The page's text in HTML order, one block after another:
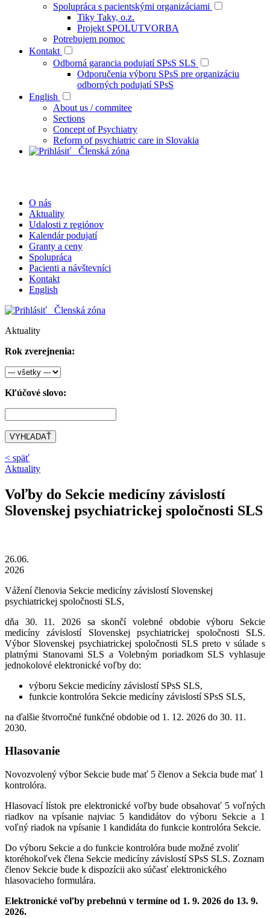
Spolupráca s pacientskými organizáciami
Tiky Taky, o.z.
Projekt SPOLUTVORBA
Potrebujem pomoc
Kontakt
Odborná garancia podujatí SPsS SLS
Odporučenia výboru SPsS pre organizáciu
odborných podujatí SPsS
English
About us / commitee
Sections
Concept of Psychiatry
Reform of psychiatric care in Slovakia
Členská zóna
O nás
Aktuality
Udalosti z regiónov
Kalendár podujatí
Granty a ceny
Spolupráca
Pacienti a návštevníci
Kontakt
English
Členská zóna
Aktuality
Rok zverejnenia:
Kľúčové slovo:
VYHĽADAŤ
< späť
Aktuality
Voľby do Sekcie medicíny závislostí
Slovenskej psychiatrickej spoločnosti SLS
26.06.
2026
Vážení členovia Sekcie medicíny závislostí Slovenskej
psychiatrickej spoločnosti SLS,
dňa 30. 11. 2026 sa skončí volebné obdobie výboru Sekcie
medicíny závislostí Slovenskej psychiatrickej spoločnosti SLS.
Výbor Slovenskej psychiatrickej spoločnosti SLS preto v súlade s
platnými Stanovami SLS a Volebným poriadkom SLS vyhlasuje
jednokolové elektronické voľby do:
výboru Sekcie medicíny závislostí SPsS SLS,
funkcie kontrolóra Sekcie medicíny závislostí SPsS SLS,
na ďalšie štvorročné funkčné obdobie od 1. 12. 2026 do 30. 11.
2030.
Hlasovanie
Novozvolený výbor Sekcie bude mať 5 členov a Sekcia bude mať 1
kontrolóra.
Hlasovací lístok pre elektronické voľby bude obsahovať 5 voľných
riadkov na vpísanie najviac 5 kandidátov do výboru Sekcie a 1
voľný riadok na vpísanie 1 kandidáta do funkcie kontrolóra Sekcie.
Do výboru Sekcie a do funkcie kontrolóra bude možné zvoliť
ktoréhokoľvek člena Sekcie medicíny závislostí SPsS SLS. Zoznam
členov Sekcie bude k dispozícii ako súčasť elektronického
hlasovacieho formulára.
Elektronické voľby prebehnú v termíne od 1. 9. 2026 do 13. 9.
2026.